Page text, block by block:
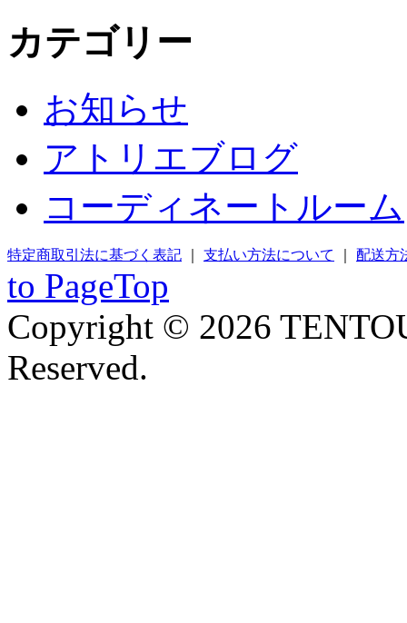
カテゴリー
お知らせ
アトリエブログ
コーディネートルーム
特定商取引法に基づく表記 支払い方法について 配送方
to PageTop
Copyright © 2026
Reserved.